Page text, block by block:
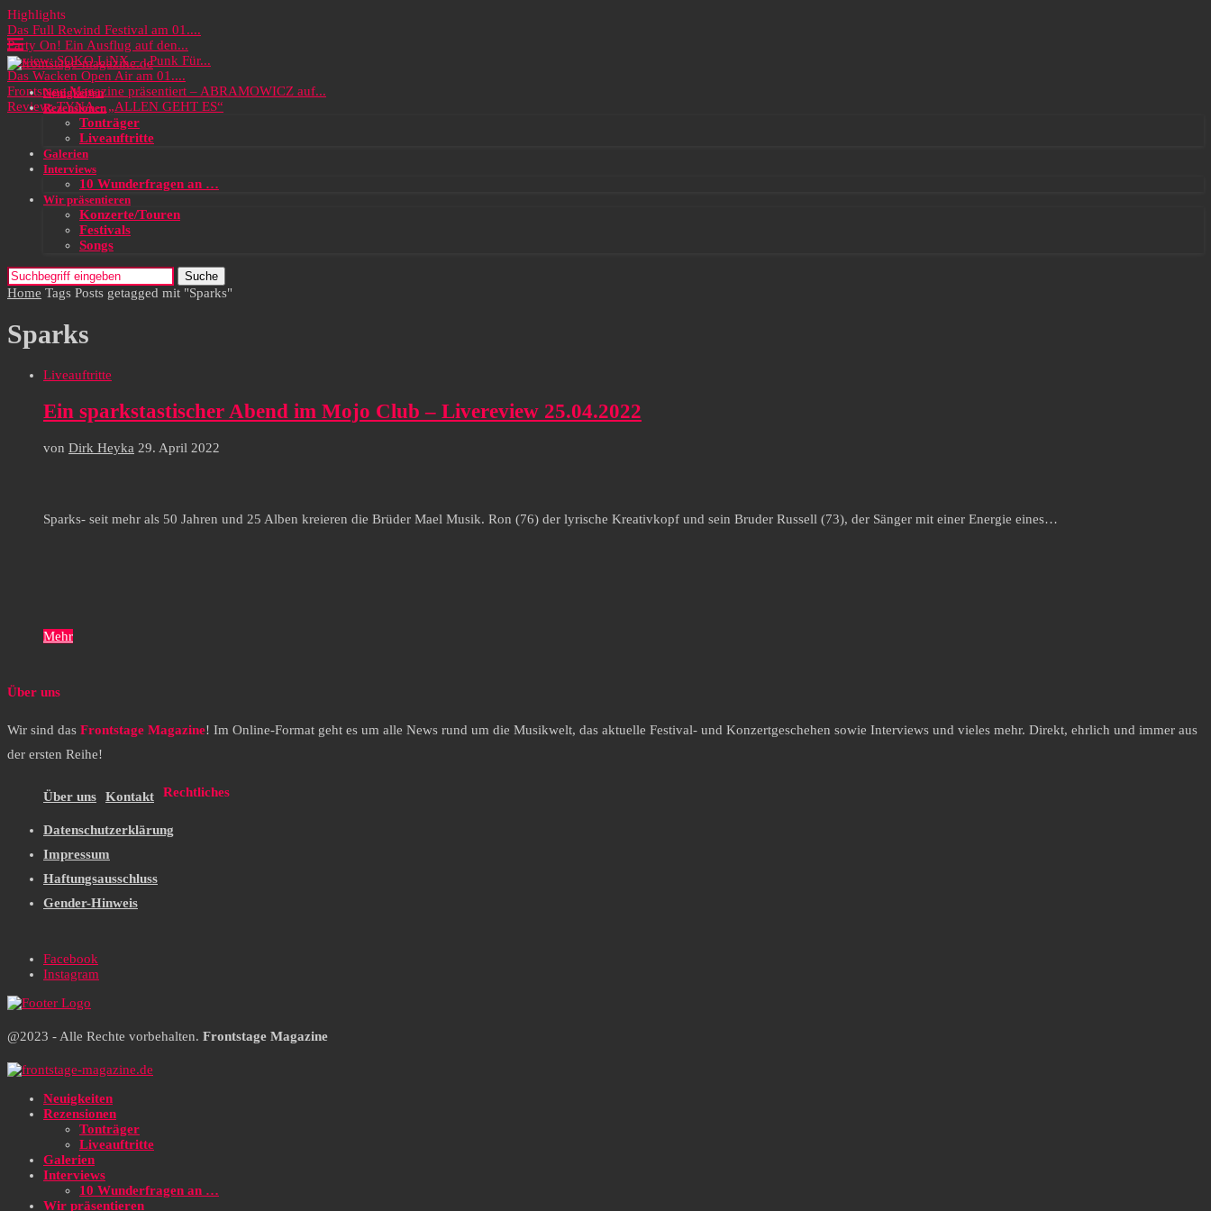
Highlights
Das Full Rewind Festival am 01....
Party On! Ein Ausflug auf den...
Review: SOKO LiNX – „Punk Für...
Das Wacken Open Air am 01....
Frontstage Magazine präsentiert – ABRAMOWICZ auf...
Review: TYNA – „ALLEN GEHT ES“
Neuigkeiten
Rezensionen
Tonträger
Liveauftritte
Galerien
Interviews
10 Wunderfragen an …
Wir präsentieren
Konzerte/Touren
Festivals
Songs
Suche
Home Tags Posts getagged mit "Sparks"
Sparks
Liveauftritte
Ein sparkstastischer Abend im Mojo Club – Livereview 25.04.2022
von Dirk Heyka 29. April 2022
Sparks- seit mehr als 50 Jahren und 25 Alben kreieren die Brüder Mael Musik. Ron (76) der lyrische Kreativkopf und sein Bruder Russell (73), der Sänger mit einer Energie eines…
Mehr
Über uns
Wir sind das Frontstage Magazine! Im Online-Format geht es um alle News rund um die Musikwelt, das aktuelle Festival- und Konzertgeschehen sowie Interviews und vieles mehr. Direkt, ehrlich und immer aus
der ersten Reihe!
Über uns Kontakt Rechtliches
Datenschutzerklärung
Impressum
Haftungsausschluss
Gender-Hinweis
Facebook
Instagram
@2023 - Alle Rechte vorbehalten. Frontstage Magazine
Neuigkeiten
Rezensionen
Tonträger
Liveauftritte
Galerien
Interviews
10 Wunderfragen an …
Wir präsentieren